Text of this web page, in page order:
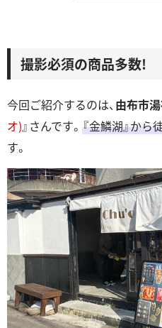
撮影必須の商品多数!
今回ご紹介するのは、 由布市
オ)』さんです。 『金鱗湖』か
す。